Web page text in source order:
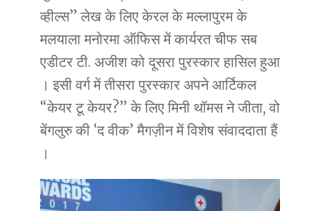
व्हील्स” लेख के लिए केरल के मल्लापुरम के
मलयाला मनोरमा ऑफिस में कार्यरत चीफ सब
एडीटर टी. अजीश को दूसरा पुरस्कार हासिल हुआ
। इसी वर्ग में तीसरा पुरस्कार अपने आर्टिकल
“केयर टू केयर?” के लिए मिनी थॉमस ने जीता, वो
बेंगलुरु की ‘द वीक’ मैगज़ीन में विशेष संवाददाता हैं
।